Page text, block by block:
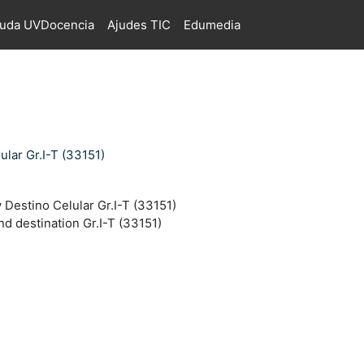
UVDocencia Ajudes TIC Edumedia
Gr.I-T (33151)
Celular Gr.I-T (33151)
destination Gr.I-T (33151)